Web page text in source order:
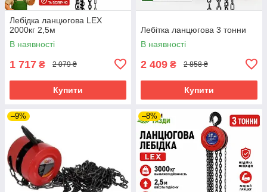
Лебідка ланцюгова LEX
2000кг 2,5м
В наявності
1 717 ₴ 2 079 ₴
Купити
Лебітка ланцюгова 3 тонни
В наявності
2 409 ₴ 2 858 ₴
Купити
–9% –8%